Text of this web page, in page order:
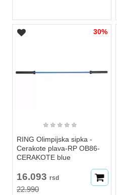
30%
★ ★ ★ ★ ★
RING Olimpijska sipka -
Cerakote plava-RP OB86-
CERAKOTE blue
16.093 rsd
22.990